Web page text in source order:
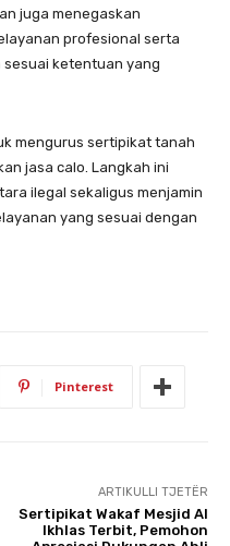
juga menegaskan
profesional serta
ketentuan yang
mengurus sertipikat tanah
jasa calo. Langkah ini
ilegal sekaligus menjamin
yang sesuai dengan
Pinterest
ARTIKULLI TJETËR
Sertipikat Wakaf Mesjid Al
Ikhlas Terbit, Pemohon